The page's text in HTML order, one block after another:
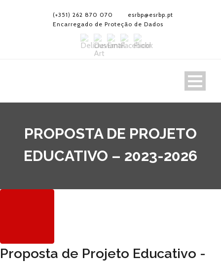
(+351) 262 870 070
esrbp@esrbp.pt
Encarregado de Proteção de Dados
PROPOSTA DE PROJETO
EDUCATIVO – 2023-2026
Proposta de Projeto Educativo -